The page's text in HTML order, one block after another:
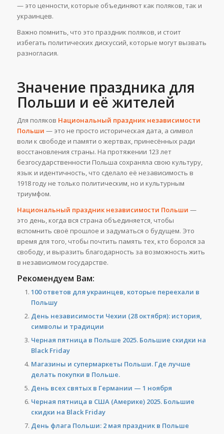
— это ценности, которые объединяют как поляков, так и
украинцев.
Важно помнить, что это праздник поляков, и стоит
избегать политических дискуссий, которые могут вызвать
разногласия.
Значение праздника для
Польши и её жителей
Для поляков Национальный праздник независимости
Польши — это не просто историческая дата, а символ
воли к свободе и памяти о жертвах, принесённых ради
восстановления страны. На протяжении 123 лет
безгосударственности Польша сохраняла свою культуру,
язык и идентичность, что сделало её независимость в
1918 году не только политическим, но и культурным
триумфом.
Национальный праздник независимости Польши —
это день, когда вся страна объединяется, чтобы
вспомнить своё прошлое и задуматься о будущем. Это
время для того, чтобы почтить память тех, кто боролся за
свободу, и выразить благодарность за возможность жить
в независимом государстве.
Рекомендуем Вам:
100 ответов для украинцев, которые переехали в
Польшу
День независимости Чехии (28 октября): история,
символы и традиции
Черная пятница в Польше 2025. Большие скидки на
Black Friday
Магазины и супермаркеты Польши. Где лучше
делать покупки в Польше.
День всех святых в Германии — 1 ноября
Черная пятница в США (Америке) 2025. Большие
скидки на Black Friday
День флага Польши: 2 мая праздник в Польше